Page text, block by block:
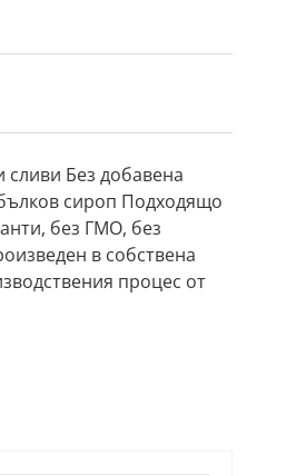
сливи Без добавена
сироп Подходящо
без ГМО, без
в собствена
процес от